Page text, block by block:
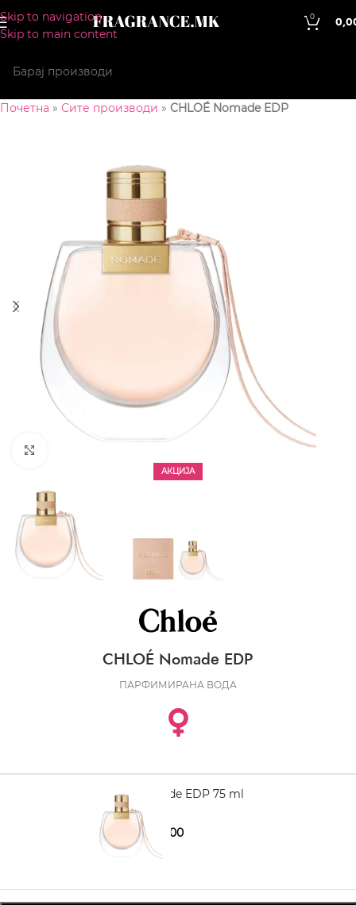
Skip to navigation
Skip to main content
0
Почетна » Сите производи » CHLOÉ Nomade EDP
АКЦИЈА
CHLOÉ Nomade EDP
ПАРФИМИРАНА ВОДА
CHLOÉ Nomade EDP 75 ml
5.310,00 4.480,00